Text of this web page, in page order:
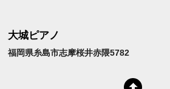
大城ピアノ
福岡県糸島市志摩桜井赤隈5782